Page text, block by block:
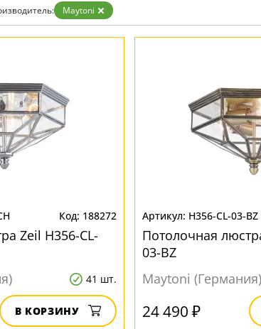
Золото
Прозрачные
Хром
Maytoni
188272
Zeil H356-CL-
41 шт.
В КОРЗИНУ
H356-CL-03-BZ
Потолочная
03-BZ
Maytoni (Германия)
24 490 ₽